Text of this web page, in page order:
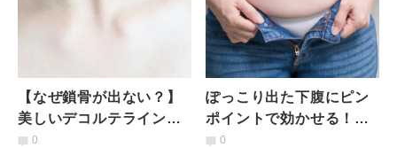
【なぜ鎖骨が出ない？】
美しいデコルテラインを
作る「ヨガポーズ」
0
ぽっこり出た下腹にピン
ポイントで効かせる！下
腹部キープエクササイズ
0